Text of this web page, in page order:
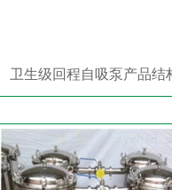
卫生级回程自吸泵产品结